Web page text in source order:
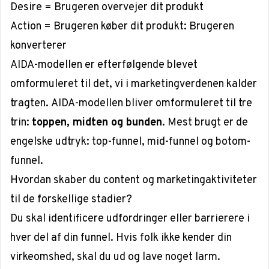
Desire = Brugeren overvejer dit produkt
Action = Brugeren køber dit produkt: Brugeren
konverterer
AIDA-modellen er efterfølgende blevet
omformuleret til det, vi i marketingverdenen kalder
tragten. AIDA-modellen bliver omformuleret til tre
trin: toppen, midten og bunden. Mest brugt er de
engelske udtryk: top-funnel, mid-funnel og botom-
funnel.
Hvordan skaber du content og marketingaktiviteter
til de forskellige stadier?
Du skal identificere udfordringer eller barrierere i
hver del af din funnel. Hvis folk ikke kender din
virkeomshed, skal du ud og lave noget larm.